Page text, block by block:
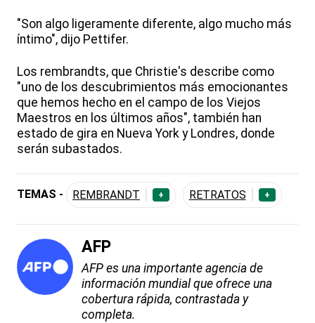
"Son algo ligeramente diferente, algo mucho más
íntimo", dijo Pettifer.
Los rembrandts, que Christie's describe como
"uno de los descubrimientos más emocionantes
que hemos hecho en el campo de los Viejos
Maestros en los últimos años", también han
estado de gira en Nueva York y Londres, donde
serán subastados.
TEMAS - REMBRANDT + RETRATOS +
AFP
AFP es una importante agencia de
información mundial que ofrece una
cobertura rápida, contrastada y
completa.